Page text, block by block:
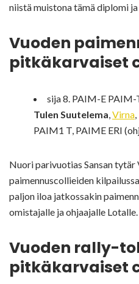
niistä muistona tämä diplomi ja
Vuoden
pitkäkarvaiset
sija 8. PAIM-E
Tulen Suutelema Virna
PAIM1 T, PAIME ERI
Nuori parivuotias Sansan
paimennuscollieiden
paljon iloa jatkossakin
omistajalle ja ohjaajalle Lotalle.
Vuoden rally-
pitkäkarvaiset